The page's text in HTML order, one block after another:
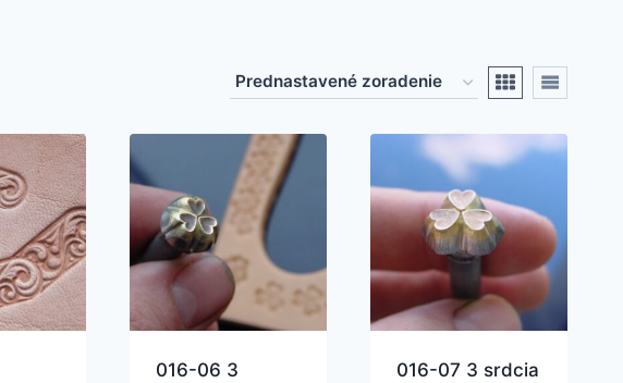
016-06 3
016-07 3 srdcia